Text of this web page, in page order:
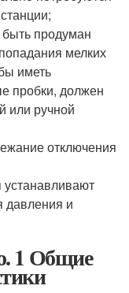
продуман
мелких
иметь
пробки, должен
или ручной
отключения
устанавливают
давления и
1 Общие